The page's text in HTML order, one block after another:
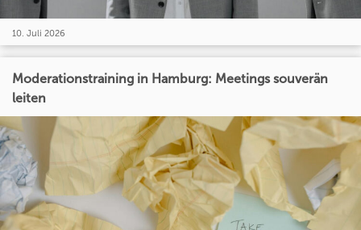
10. Juli 2026
Moderationstraining in Hamburg: Meetings souverän
leiten